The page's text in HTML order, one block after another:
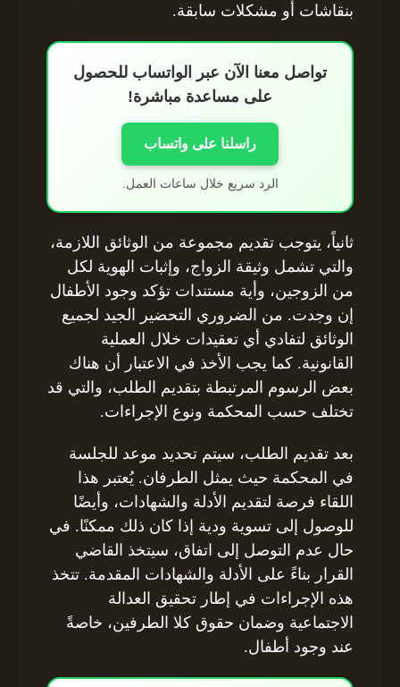
بنقاشات أو مشكلات سابقة.
تواصل معنا الآن عبر الواتساب للحصول
على مساعدة مباشرة!
راسلنا على واتساب
الرد سريع خلال ساعات العمل.
ثانياً، يتوجب تقديم مجموعة من الوثائق اللازمة،
والتي تشمل وثيقة الزواج، وإثبات الهوية لكل
من الزوجين، وأية مستندات تؤكد وجود الأطفال
إن وجدت. من الضروري التحضير الجيد لجميع
الوثائق لتفادي أي تعقيدات خلال العملية
القانونية. كما يجب الأخذ في الاعتبار أن هناك
بعض الرسوم المرتبطة بتقديم الطلب، والتي قد
تختلف حسب المحكمة ونوع الإجراءات.
بعد تقديم الطلب، سيتم تحديد موعد للجلسة
في المحكمة حيث يمثل الطرفان. يُعتبر هذا
اللقاء فرصة لتقديم الأدلة والشهادات، وأيضًا
للوصول إلى تسوية ودية إذا كان ذلك ممكنًا. في
حال عدم التوصل إلى اتفاق، سيتخذ القاضي
القرار بناءً على الأدلة والشهادات المقدمة. تتخذ
هذه الإجراءات في إطار تحقيق العدالة
الاجتماعية وضمان حقوق كلا الطرفين، خاصةً
عند وجود أطفال.